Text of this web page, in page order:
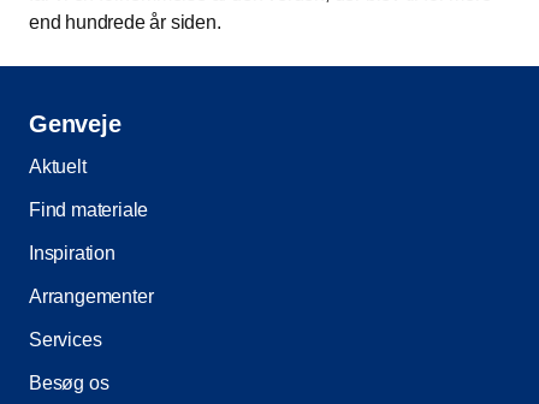
end hundrede år siden.
Genveje
Aktuelt
Find materiale
Inspiration
Arrangementer
Services
Besøg os